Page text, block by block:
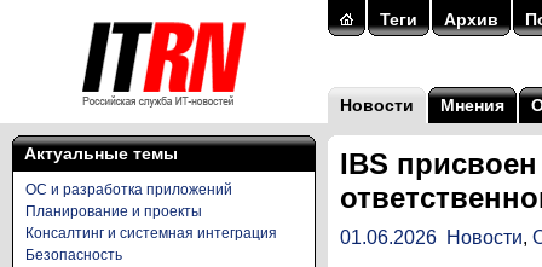
Теги Архив
Новости Мнения
Актуальные темы
ОС и разработка приложений
Планирование и проекты
Консалтинг и системная интеграция
Безопасность
IBS
01.06.2026 Новости,